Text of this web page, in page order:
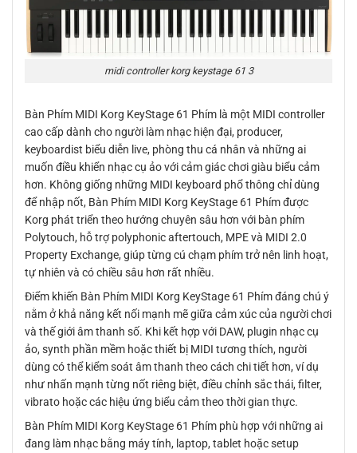
midi controller korg keystage 61 3
Bàn Phím MIDI Korg KeyStage 61 Phím là một MIDI controller
cao cấp dành cho người làm nhạc hiện đại, producer,
keyboardist biểu diễn live, phòng thu cá nhân và những ai
muốn điều khiển nhạc cụ ảo với cảm giác chơi giàu biểu cảm
hơn. Không giống những MIDI keyboard phổ thông chỉ dùng
để nhập nốt, Bàn Phím MIDI Korg KeyStage 61 Phím được
Korg phát triển theo hướng chuyên sâu hơn với bàn phím
Polytouch, hỗ trợ polyphonic aftertouch, MPE và MIDI 2.0
Property Exchange, giúp từng cú chạm phím trở nên linh hoạt,
tự nhiên và có chiều sâu hơn rất nhiều.
Điểm khiến Bàn Phím MIDI Korg KeyStage 61 Phím đáng chú ý
nằm ở khả năng kết nối mạnh mẽ giữa cảm xúc của người chơi
và thế giới âm thanh số. Khi kết hợp với DAW, plugin nhạc cụ
ảo, synth phần mềm hoặc thiết bị MIDI tương thích, người
dùng có thể kiểm soát âm thanh theo cách chi tiết hơn, ví dụ
như nhấn mạnh từng nốt riêng biệt, điều chỉnh sắc thái, filter,
vibrato hoặc các hiệu ứng biểu cảm theo thời gian thực.
Bàn Phím MIDI Korg KeyStage 61 Phím phù hợp với những ai
đang làm nhạc bằng máy tính, laptop, tablet hoặc setup